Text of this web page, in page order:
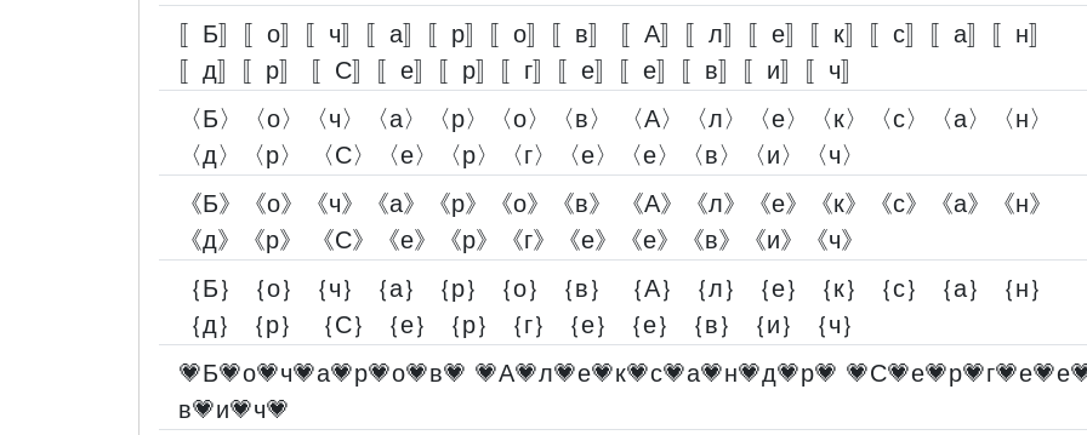
〚Б〛〚о〛〚ч〛〚а〛〚р〛〚о〛〚в〛 〚А〛〚л〛〚е〛〚к〛〚с〛〚а〛〚н〛
〚д〛〚р〛 〚С〛〚е〛〚р〛〚г〛〚е〛〚е〛〚в〛〚и〛〚ч〛
〈Б〉〈о〉〈ч〉〈а〉〈р〉〈о〉〈в〉 〈А〉〈л〉〈е〉〈к〉〈с〉〈а〉〈н〉
〈д〉〈р〉 〈С〉〈е〉〈р〉〈г〉〈е〉〈е〉〈в〉〈и〉〈ч〉
《Б》《о》《ч》《а》《р》《о》《в》 《А》《л》《е》《к》《с》《а》《н》
《д》《р》 《С》《е》《р》《г》《е》《е》《в》《и》《ч》
｛Б｝｛о｝｛ч｝｛а｝｛р｝｛о｝｛в｝ ｛А｝｛л｝｛е｝｛к｝｛с｝｛а｝｛н｝
｛д｝｛р｝ ｛С｝｛е｝｛р｝｛г｝｛е｝｛е｝｛в｝｛и｝｛ч｝
💗Б💗о💗ч💗а💗р💗о💗в💗 💗А💗л💗е💗к💗с💗а💗н💗д💗р💗
в💗и💗ч💗